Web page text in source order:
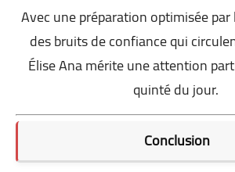
Avec une préparation optimisée
des bruits de confiance qui
Élise Ana mérite une attention
quinté du jour.
Conclusion